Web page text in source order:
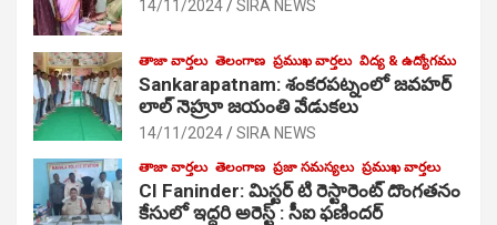
14/11/2024 SIRA NEWS
తాజా వార్తలు తెలంగాణ ప్రముఖ వార్తలు విద్య & ఉద్యోగము
Sankarapatnam: శంకరపట్నంలో జవహర్
లాల్ నెహ్రూ జయంతి వేడుకలు
14/11/2024 SIRA NEWS
తాజా వార్తలు తెలంగాణ ప్రజా సమస్యలు ప్రముఖ వార్తలు
CI Faninder: మిస్టర్ టి రెస్టారెంట్ దొంగతనం
కేసులో ఇద్దరి అరెస్ట్ : సీఐ ఫణిందర్